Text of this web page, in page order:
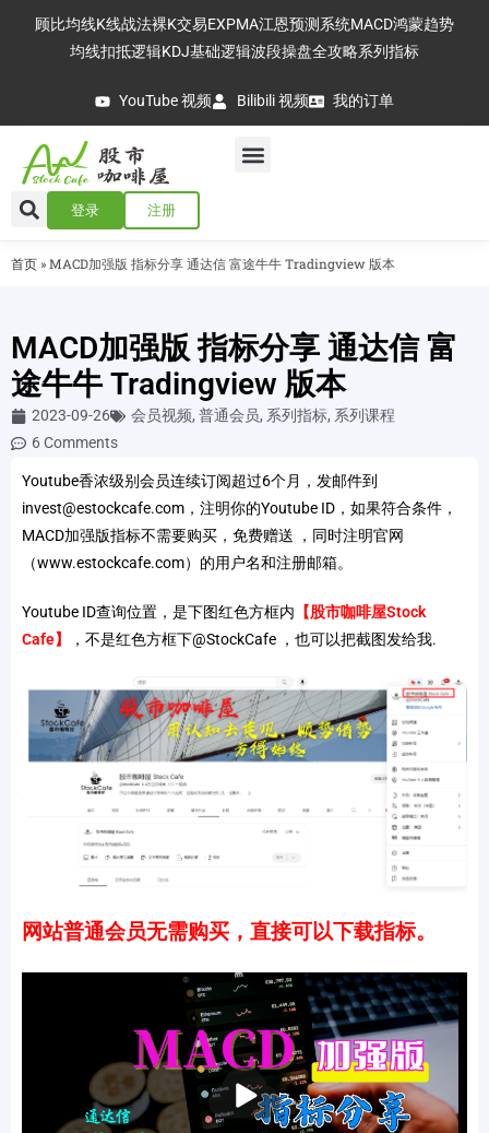
顾比均线K线战法裸K交易EXPMA江恩预测系统MACD鸿蒙趋势
均线扣抵逻辑KDJ基础逻辑波段操盘全攻略系列指标
YouTube 视频 Bilibili 视频 我的订单
登录 注册
首页 » MACD加强版 指标分享 通达信 富途牛牛 Tradingview 版本
MACD加强版 指标分享 通达信 富
途牛牛 Tradingview 版本
2023-09-26 会员视频, 普通会员, 系列指标, 系列课程
6 Comments
Youtube香浓级别会员连续订阅超过6个月，发邮件到
invest@estockcafe.com，注明你的Youtube ID，如果符合条件，
MACD加强版指标不需要购买，免费赠送 ，同时注明官网
（www.estockcafe.com）的用户名和注册邮箱。
Youtube ID查询位置， 是下图红色方框内 【股市咖啡屋Stock
Cafe】
，不是红色方框下@StockCafe ，也可以把截图发给我.
网站普通会员无需购买，直接可以下载指标。
播
放